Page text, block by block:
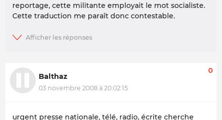
reportage, cette militante employait le mot socialiste.
Cette traduction me paraît donc contestable.
Balthaz
03 novembre 2008 à 20:02:15
0
urgent presse nationale, télé, radio, écrite cherche